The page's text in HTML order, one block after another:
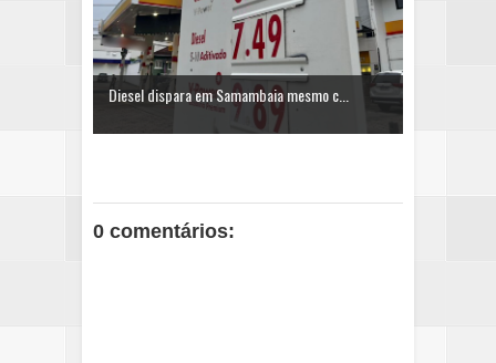
Diesel dispara em Samambaia mesmo c...
0 comentários: